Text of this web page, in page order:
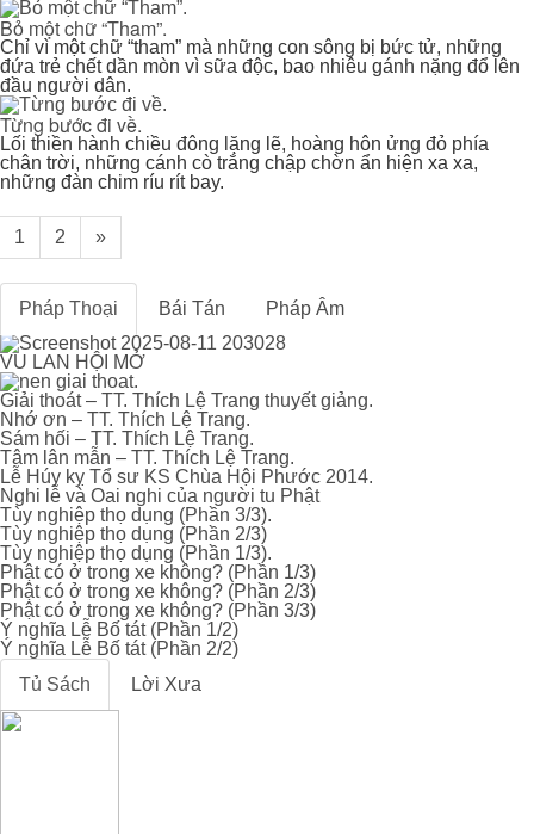
Bỏ một chữ “Tham”.
Chỉ vì một chữ “tham” mà những con sông bị bức tử, những
đứa trẻ chết dần mòn vì sữa độc, bao nhiêu gánh nặng đổ lên
đầu người dân.
Từng bước đi về.
Lối thiền hành chiều đông lặng lẽ, hoàng hôn ửng đỏ phía
chân trời, những cánh cò trắng chập chờn ẩn hiện xa xa,
những đàn chim ríu rít bay.
1 2 »
Pháp Thoại Bái Tán Pháp Âm
VU LAN HỘI MỞ
Giải thoát – TT. Thích Lệ Trang thuyết giảng.
Nhớ ơn – TT. Thích Lệ Trang.
Sám hối – TT. Thích Lệ Trang.
Tâm lân mẫn – TT. Thích Lệ Trang.
Lễ Húy kỵ Tổ sư KS Chùa Hội Phước 2014.
Nghi lễ và Oai nghi của người tu Phật
Tùy nghiệp thọ dụng (Phần 3/3).
Tùy nghiệp thọ dụng (Phần 2/3)
Tùy nghiệp thọ dụng (Phần 1/3).
Phật có ở trong xe không? (Phần 1/3)
Phật có ở trong xe không? (Phần 2/3)
Phật có ở trong xe không? (Phần 3/3)
Ý nghĩa Lễ Bố tát (Phần 1/2)
Ý nghĩa Lễ Bố tát (Phần 2/2)
Tủ Sách
Lời Xưa